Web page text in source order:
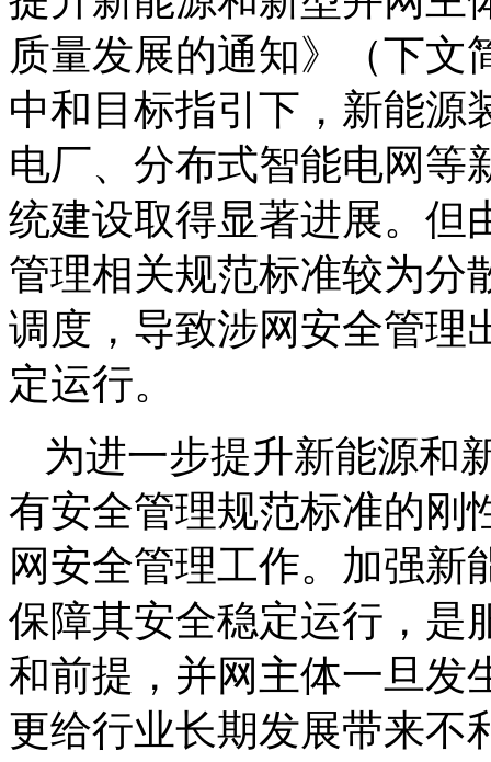
质量发展的通知》（下文
中和目标指引下，新能源
电厂、分布式智能电网等
统建设取得显著进展。但
管理相关规范标准较为分
调度，导致涉网安全管理
定运行。
为进一步提升新能源和
有安全管理规范标准的刚
网安全管理工作。加强新
保障其安全稳定运行，是
和前提，并网主体一旦发
更给行业长期发展带来不